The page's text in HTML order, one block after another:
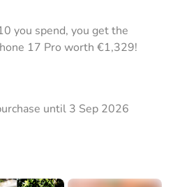
you spend, you get the
17 Pro worth €1,329!
until 3 Sep 2026